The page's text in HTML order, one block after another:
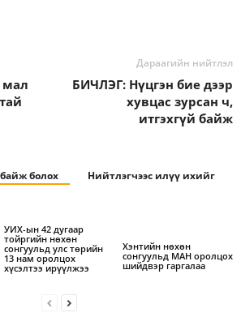
мал
Дараагийн нийтлэл
БИЧЛЭГ: Нүцгэн бие дээр
хувцас зурсан ч,
итгэхгүй байж
болох Нийтлэгчээс илүү ихийг
УИХ-ын 42 дугаар
тойргийн нөхөн
сонгуульд улс төрийн
13 нам оролцох
хүсэлтээ ирүүлжээ
Хэнтийн нөхөн
сонгуульд МАН оролцох
шийдвэр гаргалаа